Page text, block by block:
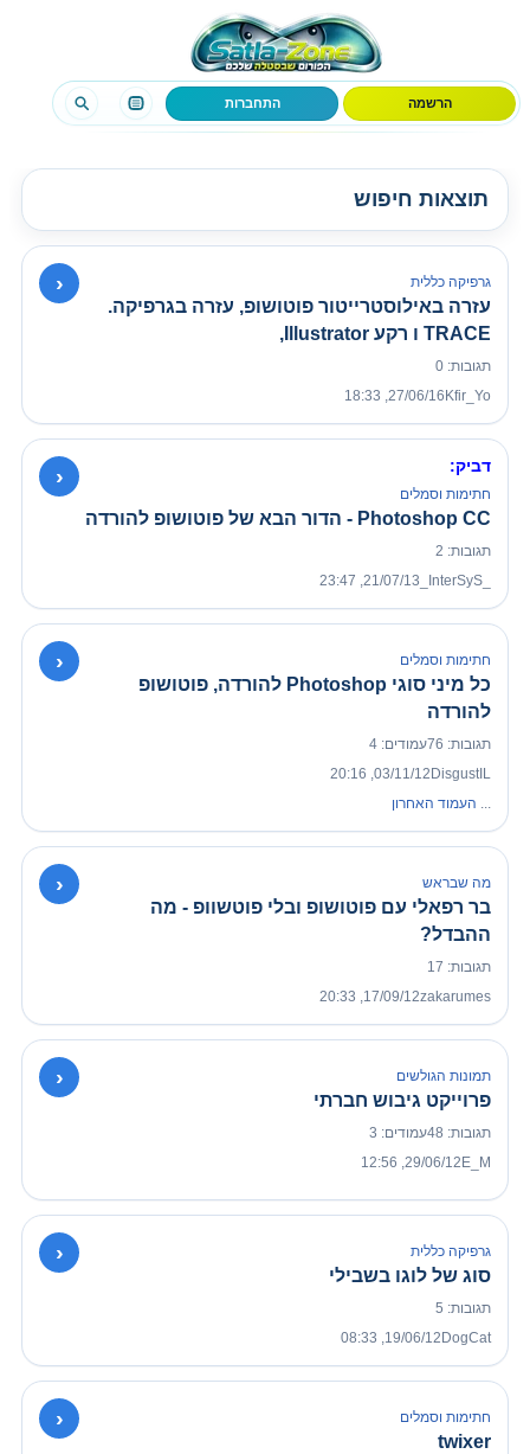
הרשמה התחברות
תוצאות חיפוש
› גרפיקה כללית
עזרה באילוסטרייטור פוטושופ, עזרה בגרפיקה.
TRACE ו רקע Illustrator,
תגובות: 0
Kfir_Yo
27/06/16, 18:33
› דביק:
חתימות וסמלים
Photoshop CC - הדור הבא של פוטושופ להורדה
תגובות: 2
21/07/13, 23:47
› חתימות וסמלים
כל מיני סוגי Photoshop להורדה, פוטושופ
להורדה
תגובות: 76
עמודים: 4
DisgustIL
03/11/12, 20:16
... העמוד האחרון
› מה שבראש
בר רפאלי עם פוטושופ ובלי פוטשוופ - מה
ההבדל?
תגובות: 17
zakarumes
17/09/12, 20:33
› תמונות הגולשים
פרוייקט גיבוש חברתי
תגובות: 48
עמודים: 3
E_M
29/06/12, 12:56
› גרפיקה כללית
סוג של לוגו בשבילי
תגובות: 5
DogCat
19/06/12, 08:33
› חתימות וסמלים
twixer